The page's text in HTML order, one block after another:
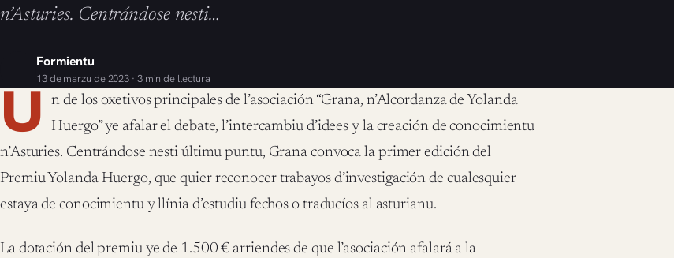
n’Asturies. Centrándose nesti…
Formientu
13 de marzu de 2023 · 3 min de llectura
Ú n de los oxetivos principales de l’asociación “Grana, n’Alcordanza de Yolanda
Huergo” ye afalar el debate, l’intercambiu d’idees y la creación de conocimientu
n’Asturies. Centrándose nesti últimu puntu, Grana convoca la primer edición del
Premiu Yolanda Huergo, que quier reconocer trabayos d’investigación de cualesquier
estaya de conocimientu y llínia d’estudiu fechos o traducíos al asturianu.
La dotación del premiu ye de 1.500 € arriendes de que l’asociación afalará a la